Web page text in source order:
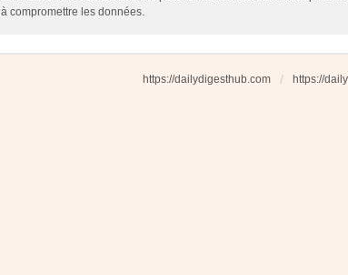
compromettre les données.
https://dailydigesthub.com https://